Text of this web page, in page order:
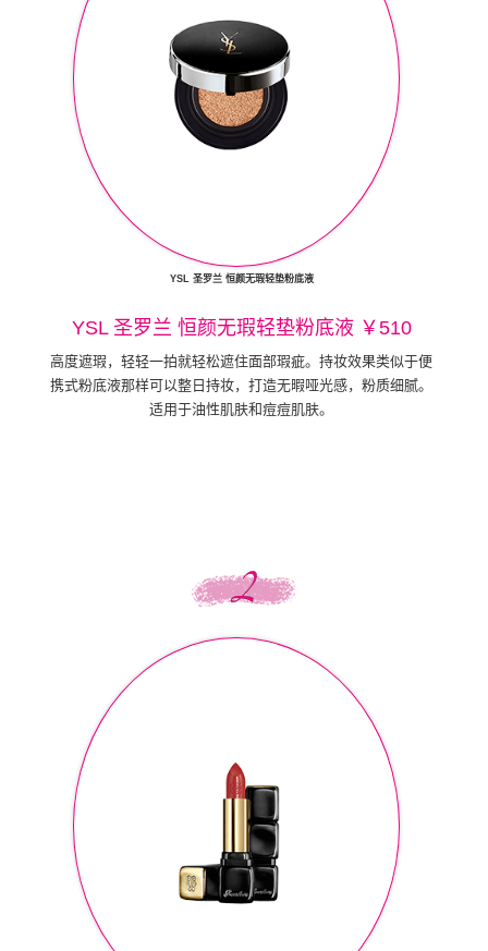
YSL 圣罗兰 恒颜无瑕轻垫粉底液
YSL 圣罗兰 恒颜无瑕轻垫粉底液 ￥510
高度遮瑕，轻轻一拍就轻松遮住面部瑕疵。持妆效果类似于便
携式粉底液那样可以整日持妆，打造无暇哑光感，粉质细腻。
适用于油性肌肤和痘痘肌肤。